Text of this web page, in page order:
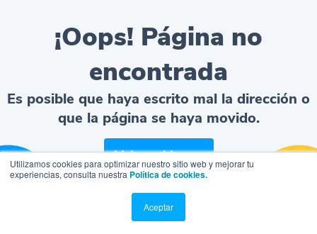
Utilizamos cookies para optimizar nuestro sitio web y mejorar tu
experiencias, consulta nuestra Política de cookies.
Aceptar
¡Oops! Página no
encontrada
Es posible que haya escrito mal la dirección o
que la página se haya movido.
Volver al home